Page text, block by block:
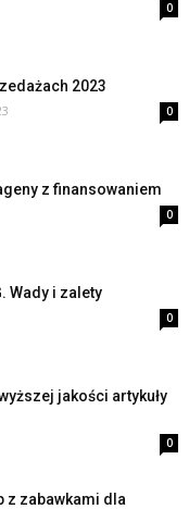
0
2023
0
z finansowaniem
0
Wady i zalety
0
jakości artykuły
0
z zabawkami dla